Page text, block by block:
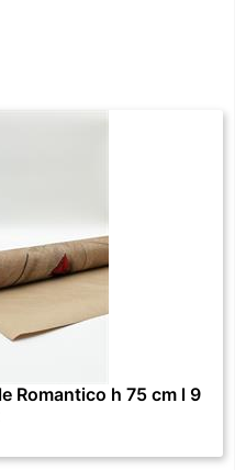
Romantico h 75 cm l 9